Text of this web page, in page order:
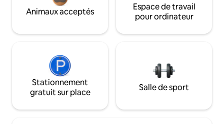
Animaux acceptés
Espace de travail
pour ordinateur
Stationnement
gratuit sur place
Salle de sport